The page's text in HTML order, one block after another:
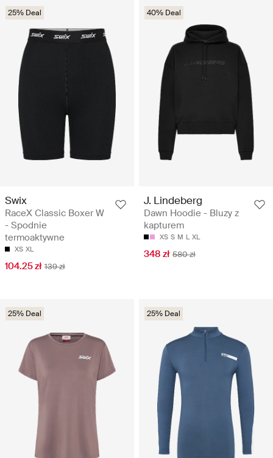
25% Deal
Swix
RaceX Classic Boxer W
- Spodnie
termoaktywne
XS XL
104.25 zł 139 zł
40% Deal
J. Lindeberg
Dawn Hoodie - Bluzy z
kapturem
XS S M L XL
348 zł 580 zł
25% Deal 25% Deal